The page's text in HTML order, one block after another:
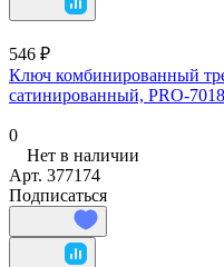
546 ₽
Ключ комбинированный
сатинированный, PRO-7018
0
Нет в наличии
Арт. 377174
Подписаться